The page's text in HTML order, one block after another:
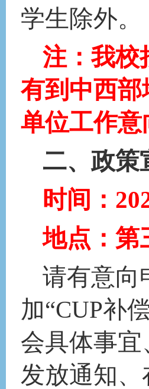
学生除外。
注：我校
有到中西
单位工作
二、政策
时间：
地点：第
请有意向
加“CUP补
会具体事
发放通知